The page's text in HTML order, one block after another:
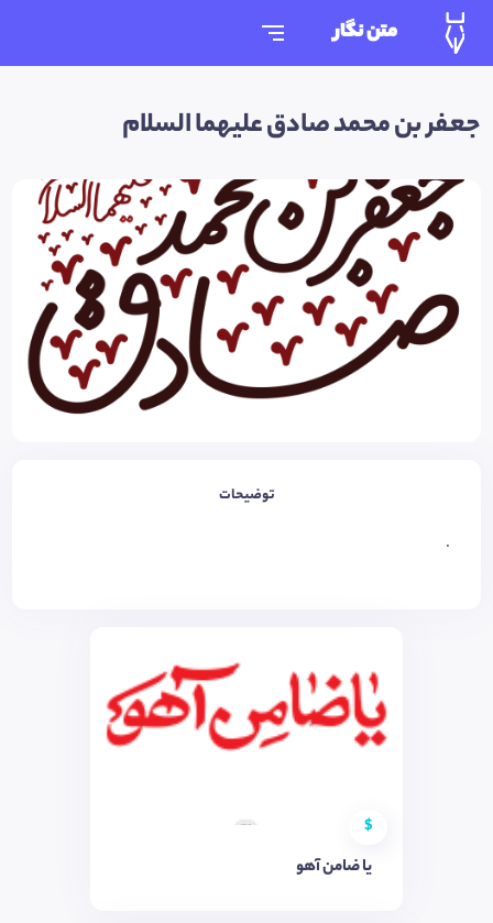
متن نگار
جعفر بن محمد صادق علیهما السلام
توضیحات
.
$
یا ضامن آهو